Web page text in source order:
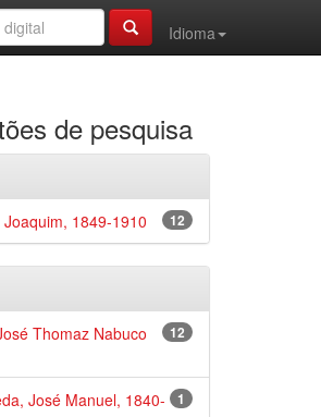
Idioma
de pesquisa
12
Joaquim, 1849-1910
12
Thomaz Nabuco
1
José Manuel, 1840-